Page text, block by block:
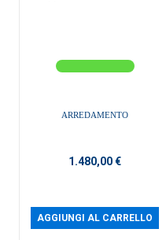
ARREDAMENTO
1.480,00 €
AGGIUNGI AL CARRELLO